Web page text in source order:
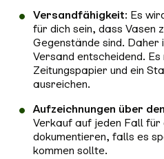
Versandfähigkeit: Es
für dich sein, dass Vasen
Gegenstände sind. Daher
Versand entscheidend.
Zeitungspapier und ein
ausreichen.
Aufzeichnungen über
Verkauf auf jeden Fall für
dokumentieren, falls es
kommen sollte.